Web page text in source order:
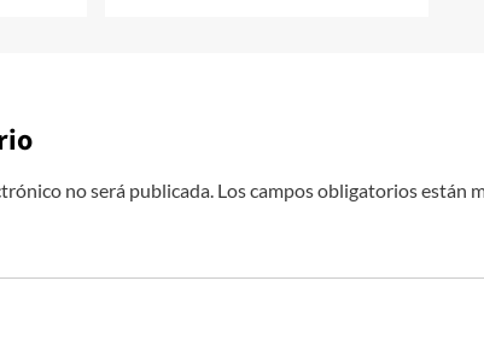
no será publicada. Los campos obligatorios están